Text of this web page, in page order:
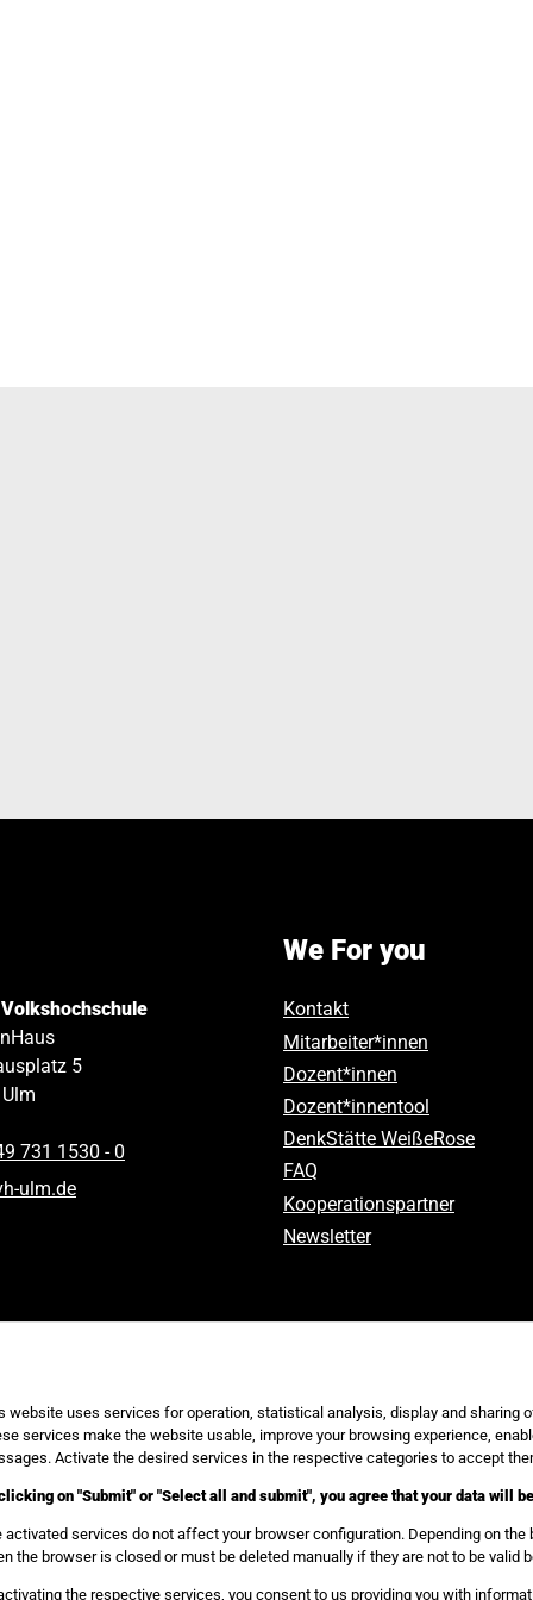
5
Ulm
731 1530 ‑ 0
ulm.de
We For you
Kontakt
Mitarbeiter*innen
Dozent*innen
Dozent*innentool
DenkStätte WeißeRose
FAQ
Kooperationspartner
Newsletter